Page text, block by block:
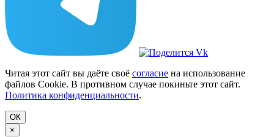
Читая этот сайт вы даёте своё согласие на использование
файлов Cookie. В противном случае покиньте этот сайт.
Политика конфиденциальности.
ОК
×